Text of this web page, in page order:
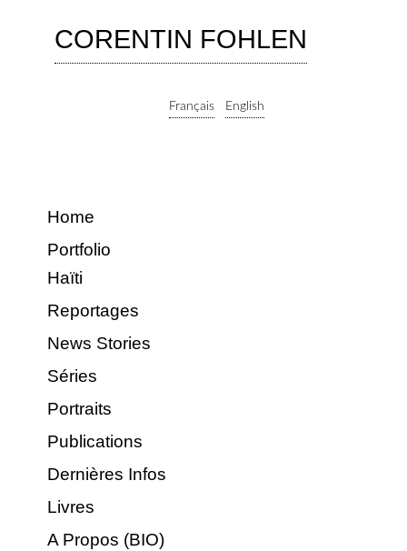
CORENTIN FOHLEN
Français English
Home
Portfolio
Haïti
Reportages
News Stories
Séries
Portraits
Publications
Dernières Infos
Livres
A Propos (BIO)